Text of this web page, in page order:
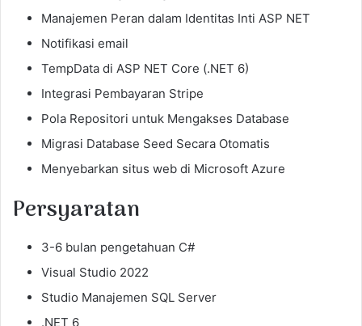
Manajemen Peran dalam Identitas Inti ASP NET
Notifikasi email
TempData di ASP NET Core (.NET 6)
Integrasi Pembayaran Stripe
Pola Repositori untuk Mengakses Database
Migrasi Database Seed Secara Otomatis
Menyebarkan situs web di Microsoft Azure
Persyaratan
3-6 bulan pengetahuan C#
Visual Studio 2022
Studio Manajemen SQL Server
.NET 6